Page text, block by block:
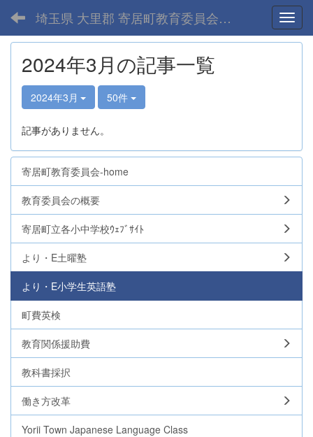
埼玉県 大里郡 寄居町教育委員会-home
2024年3月の記事一覧
2024年3月 50件
記事がありません。
寄居町教育委員会-home
教育委員会の概要
寄居町立各小中学校ｳｪﾌﾞｻｲﾄ
より・E土曜塾
より・E小学生英語塾
町費英検
教育関係援助費
教科書採択
働き方改革
Yorii Town Japanese Language Class